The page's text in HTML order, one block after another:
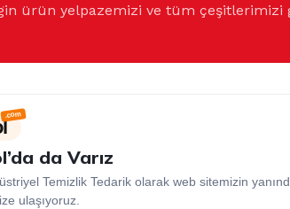
ürün yelpazemizi ve tüm
da Varız
Temizlik Tedarik olarak web sitemizin
ulaşıyoruz.